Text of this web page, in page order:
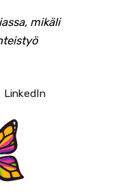
mikäli
LinkedIn